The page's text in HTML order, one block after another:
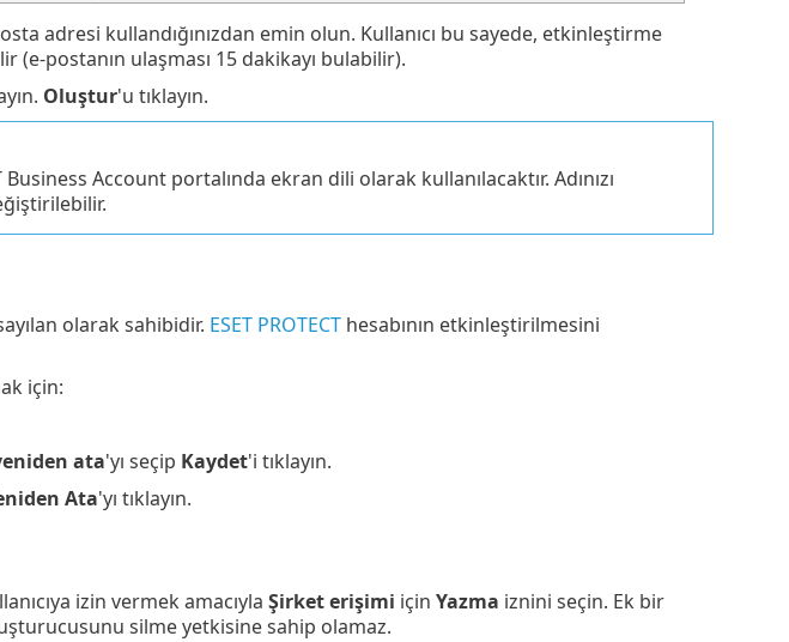
adresi kullandığınızdan emin olun. Kullanıcı bu sayede, etkinleştirme
(e-postanın ulaşması 15 dakikayı bulabilir).
Oluştur'u tıklayın.
Account portalında ekran dili olarak kullanılacaktır. Adınızı
olarak sahibidir. ESET PROTECThesabının etkinleştirilmesini
için:
ata'yı seçip Kaydet'i tıklayın.
Ata'yı tıklayın.
izin vermek amacıyla Şirket erişimi için Yazma iznini seçin. Ek bir
silme yetkisine sahip olamaz.